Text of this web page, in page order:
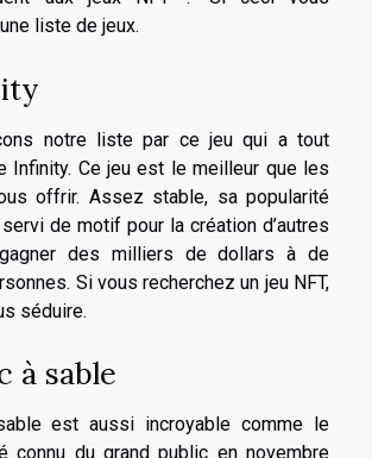
liste de jeux.
notre liste par ce jeu qui a tout
Infinity. Ce jeu est le meilleur que les
offrir. Assez stable, sa popularité
de motif pour la création d’autres
des milliers de dollars à de
Si vous recherchez un jeu NFT,
séduire.
à sable
est aussi incroyable comme le
connu du grand public en novembre